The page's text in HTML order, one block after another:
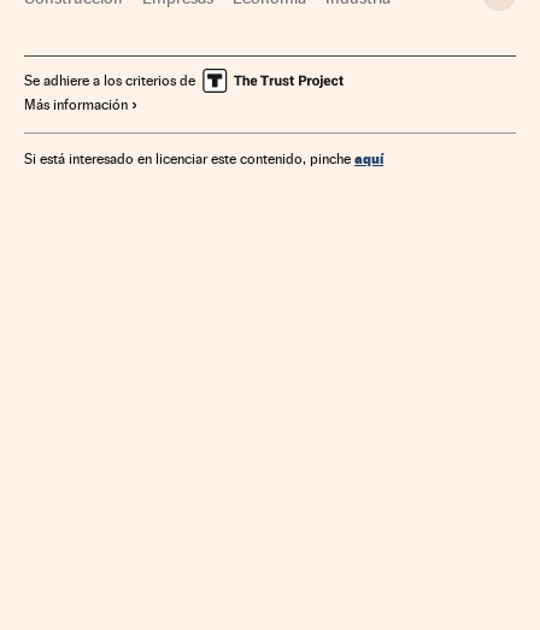
Se adhiere a los criterios de
Más información
Si está interesado en licenciar este contenido, pinche aquí